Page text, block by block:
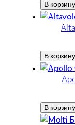
В корзину
В корзину
В корзину